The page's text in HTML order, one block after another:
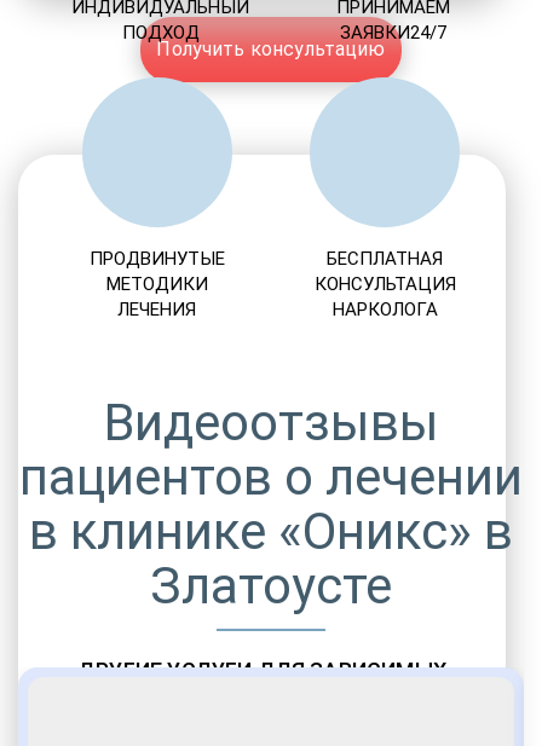
Получить консультацию
ДРУГИЕ УСЛУГИ ДЛЯ ЗАВИСИМЫХ
ИНДИВИДУАЛЬНЫЙ
ПОДХОД
ПРИНИМАЕМ
ЗАЯВКИ24/7
ПРОДВИНУТЫЕ
МЕТОДИКИ
ЛЕЧЕНИЯ
БЕСПЛАТНАЯ
КОНСУЛЬТАЦИЯ
НАРКОЛОГА
Видеоотзывы
пациентов о лечении
в клинике «Оникс» в
Златоусте